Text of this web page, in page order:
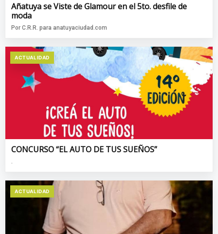
Añatuya se Viste de Glamour en el 5to. desfile de
moda
Por C.R.R. para anatuyaciudad.com
ACTUALIDAD
CONCURSO “EL AUTO DE TUS SUEÑOS”
.
ACTUALIDAD